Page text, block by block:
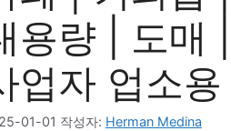
용량 | 도매
업자 업소
01-01 작성자: Herman Medina